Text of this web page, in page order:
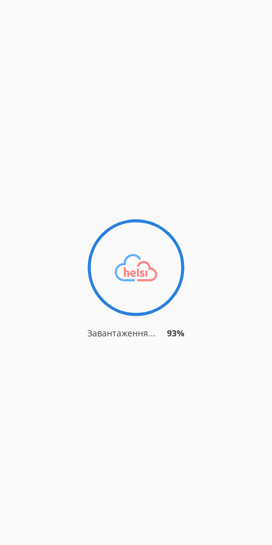
Завантаження... 93%